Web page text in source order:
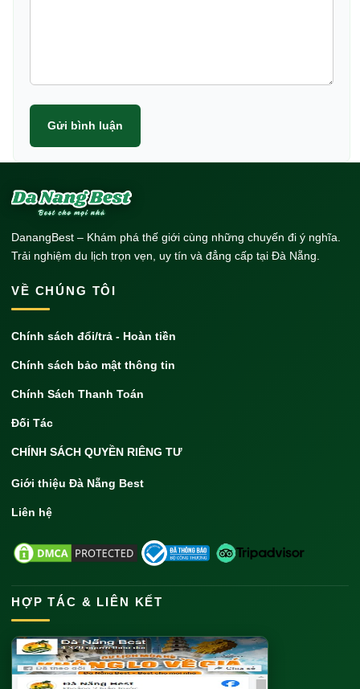
Gửi bình luận
DanangBest – Khám phá thế giới cùng những chuyến đi ý nghĩa.
Trải nghiệm du lịch trọn vẹn, uy tín và đẳng cấp tại Đà Nẵng.
VỀ CHÚNG TÔI
Chính sách đổi/trả - Hoàn tiền
Chính sách bảo mật thông tin
Chính Sách Thanh Toán
Đối Tác
CHÍNH SÁCH QUYỀN RIÊNG TƯ
Giới thiệu Đà Nẵng Best
Liên hệ
HỢP TÁC & LIÊN KẾT